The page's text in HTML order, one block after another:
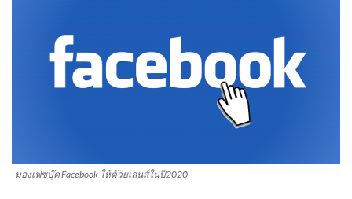
มองเฟซบุ๊ค Facebook ให้ด้วยเลนส์ในปี2020